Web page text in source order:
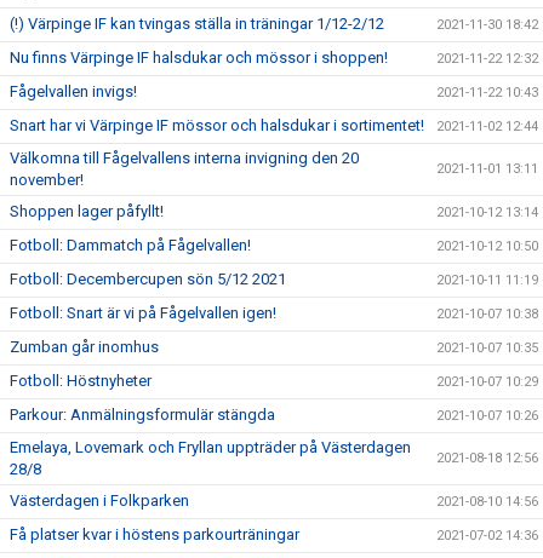
(!) Värpinge IF kan tvingas ställa in träningar 1/12-2/12 2021-11-30 18:42
Nu finns Värpinge IF halsdukar och mössor i shoppen! 2021-11-22 12:32
Fågelvallen invigs! 2021-11-22 10:43
Snart har vi Värpinge IF mössor och halsdukar i sortimentet! 2021-11-02 12:44
Välkomna till Fågelvallens interna invigning den 20
november!
2021-11-01 13:11
Shoppen lager påfyllt! 2021-10-12 13:14
Fotboll: Dammatch på Fågelvallen! 2021-10-12 10:50
Fotboll: Decembercupen sön 5/12 2021 2021-10-11 11:19
Fotboll: Snart är vi på Fågelvallen igen! 2021-10-07 10:38
Zumban går inomhus 2021-10-07 10:35
Fotboll: Höstnyheter 2021-10-07 10:29
Parkour: Anmälningsformulär stängda 2021-10-07 10:26
Emelaya, Lovemark och Fryllan uppträder på Västerdagen
28/8
2021-08-18 12:56
Västerdagen i Folkparken 2021-08-10 14:56
Få platser kvar i höstens parkourträningar 2021-07-02 14:36